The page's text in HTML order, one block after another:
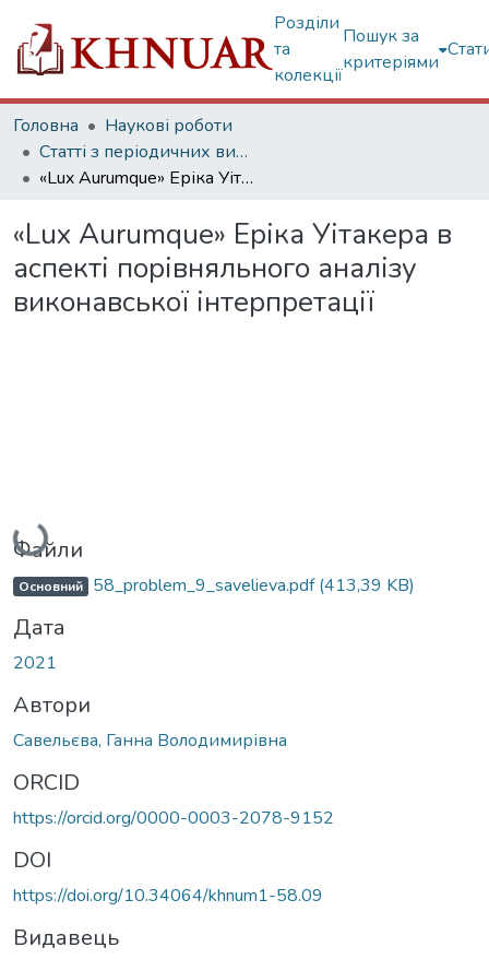
Розділи
та
колекції
Пошук за
критеріями
Головна
Наукові роботи
Статті з періодичних видань
«Lux Aurumque» Еріка Уітакера в аспекті порівняльного аналізу виконавської інтерпретації
«Lux Aurumque» Еріка Уітакера в
аспекті порівняльного аналізу
виконавської інтерпретації
Вантажиться...
Файли
Основний 58_problem_9_savelieva.pdf(413,39 KB)
Дата
2021
Автори
Савельєва, Ганна Володимирівна
ORCID
https://orcid.org/0000-0003-2078-9152
DOI
https://doi.org/10.34064/khnum1-58.09
Видавець